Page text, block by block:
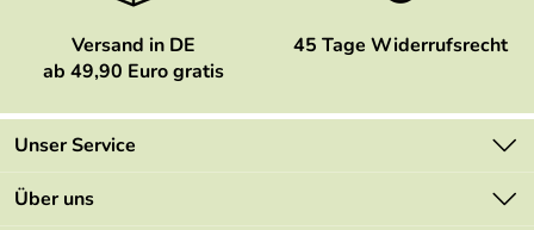
Versand in DE
ab 49,90 Euro gratis
45 Tage Widerrufsrecht
Unser Service
Kontakt
Über uns